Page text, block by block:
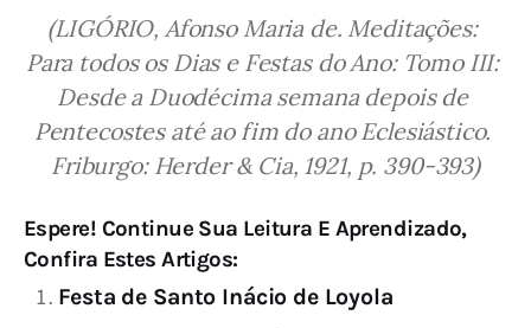
(LIGÓRIO, Afonso Maria de. Meditações:
Para todos os Dias e Festas do Ano: Tomo III:
Desde a Duodécima semana depois de
Pentecostes até ao fim do ano Eclesiástico.
Friburgo: Herder & Cia, 1921, p. 390-393)
Espere! Continue Sua Leitura E Aprendizado,
Confira Estes Artigos:
Festa de Santo Inácio de Loyola